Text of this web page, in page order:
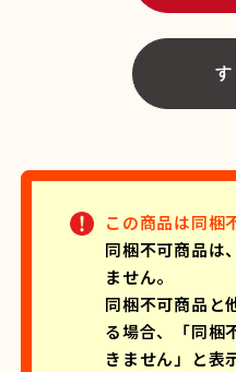
す
この商品は同梱
同梱不可商品は
ません。
同梱不可商品と
る場合、「同梱
きません」と表